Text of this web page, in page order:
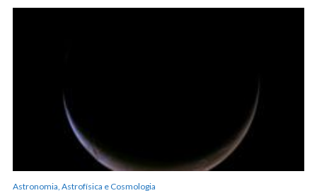
Astronomia, Astrofísica e Cosmologia